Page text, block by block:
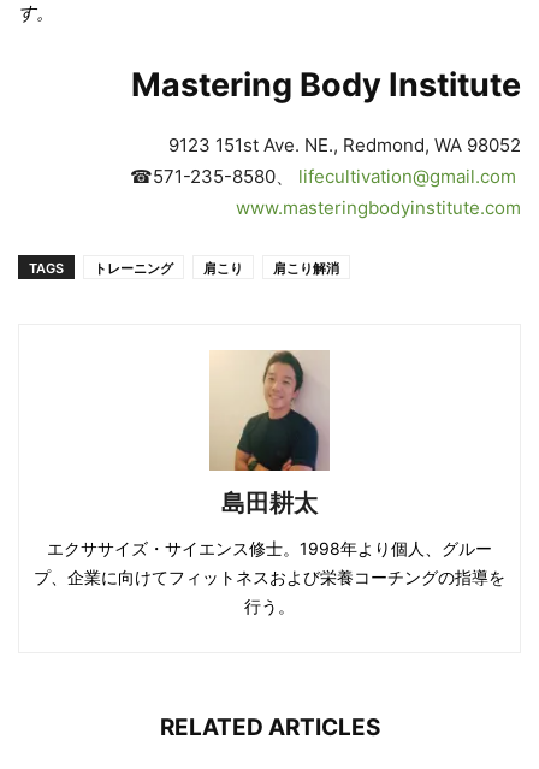
す。
Mastering Body Institute
9123 151st Ave. NE., Redmond, WA 98052
☎571-235-8580、 lifecultivation@gmail.com
www.masteringbodyinstitute.com
TAGS トレーニング 肩こり 肩こり解消
島田耕太
エクササイズ・サイエンス修士。1998年より個人、グルー
プ、企業に向けてフィットネスおよび栄養コーチングの指導を
行う。
RELATED ARTICLES